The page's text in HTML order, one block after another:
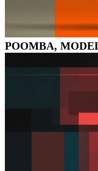
POOMBA,